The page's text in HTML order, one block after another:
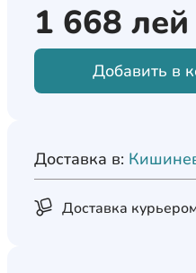
1 668 лей
Добавить в
Доставка в:
Доставка